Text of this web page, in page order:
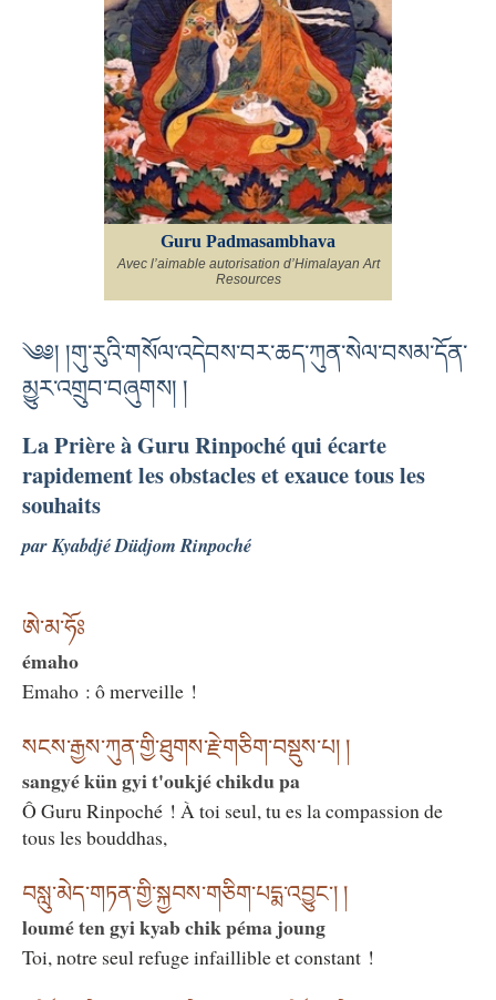
Guru Padmasambhava
Avec l’aimable autorisation d’Himalayan Art
Resources
༄༅། །གུ་རུའི་གསོལ་འདེབས་བར་ཆད་ཀུན་སེལ་བསམ་དོན་
མྱུར་འགྲུབ་བཞུགས། །
La Prière à Guru Rinpoché qui écarte
rapidement les obstacles et exauce tous les
souhaits
par Kyabdjé Düdjom Rinpoché
ཨེ་མ་ཧོཿ
émaho
Emaho : ô merveille !
སངས་རྒྱས་ཀུན་གྱི་ཐུགས་རྗེ་གཅིག་བསྡུས་པ། །
sangyé kün gyi t'oukjé chikdu pa
Ô Guru Rinpoché ! À toi seul, tu es la compassion de
tous les bouddhas,
བསླུ་མེད་གཏན་གྱི་སྐྱབས་གཅིག་པདྨ་འབྱུང༌། །
loumé ten gyi kyab chik péma joung
Toi, notre seul refuge infaillible et constant !